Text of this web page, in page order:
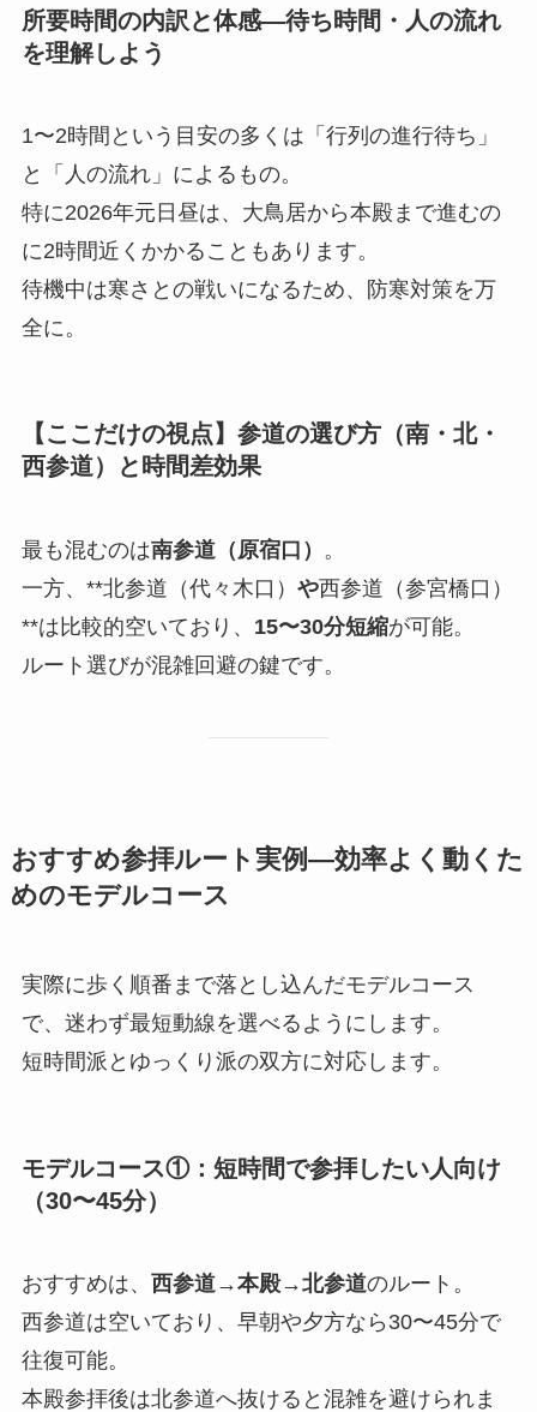
所要時間の内訳と体感―待ち時間・人の流れ
を理解しよう
1〜2時間という目安の多くは「行列の進行待ち」
と「人の流れ」によるもの。
特に2026年元日昼は、大鳥居から本殿まで進むの
に2時間近くかかることもあります。
待機中は寒さとの戦いになるため、防寒対策を万
全に。
【ここだけの視点】参道の選び方（南・北・
西参道）と時間差効果
最も混むのは南参道（原宿口）
。
一方、**北参道（代々木口） や西参道（参宮橋口）
**は比較的空いており、 15〜30分短縮が可能。
ルート選びが混雑回避の鍵です。
おすすめ参拝ルート実例―効率よく動くた
めのモデルコース
実際に歩く順番まで落とし込んだモデルコース
で、迷わず最短動線を選べるようにします。
短時間派とゆっくり派の双方に対応します。
モデルコース①：短時間で参拝したい人向け
（30〜45分）
おすすめは、 西参道→本殿→北参道のルート。
西参道は空いており、早朝や夕方なら30〜45分で
往復可能。
本殿参拝後は北参道へ抜けると混雑を避けられま